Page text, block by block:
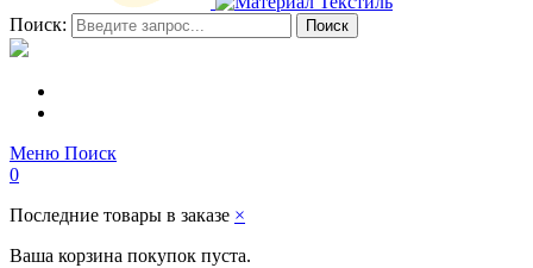
Поиск: Поиск
Меню Поиск
0
Последние товары в заказе ×
Ваша корзина покупок пуста.